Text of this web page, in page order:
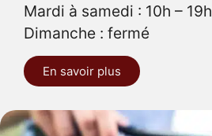
Mardi à samedi : 10h – 19h
Dimanche : fermé
En savoir plus